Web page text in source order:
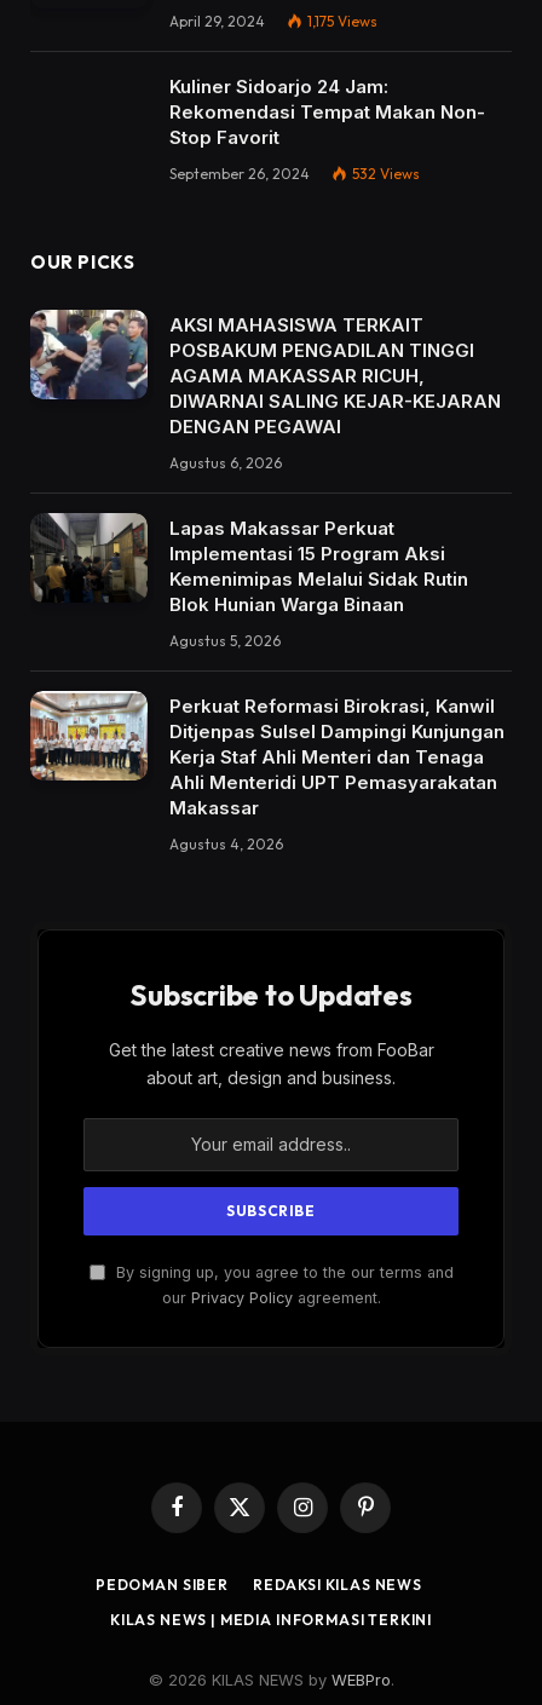
April 29, 2024 1,175 Views
Kuliner Sidoarjo 24 Jam:
Rekomendasi Tempat Makan Non-
Stop Favorit
September 26, 2024 532 Views
OUR PICKS
AKSI MAHASISWA TERKAIT
POSBAKUM PENGADILAN TINGGI
AGAMA MAKASSAR RICUH,
DIWARNAI SALING KEJAR-KEJARAN
DENGAN PEGAWAI
Agustus 6, 2026
Lapas Makassar Perkuat
Implementasi 15 Program Aksi
Kemenimipas Melalui Sidak Rutin
Blok Hunian Warga Binaan
Agustus 5, 2026
Perkuat Reformasi Birokrasi, Kanwil
Ditjenpas Sulsel Dampingi Kunjungan
Kerja Staf Ahli Menteri dan Tenaga
Ahli Menteridi UPT Pemasyarakatan
Makassar
Agustus 4, 2026
Subscribe to Updates
Get the latest creative news from FooBar
about art, design and business.
By signing up, you agree to the our terms and
our Privacy Policyagreement.
Facebook
X
(Twitter)
InstagramPinterest
PEDOMAN SIBER
REDAKSI KILAS NEWS
KILAS NEWS | MEDIA INFORMASI TERKINI
© 2026 KILAS NEWS by WEBPro.